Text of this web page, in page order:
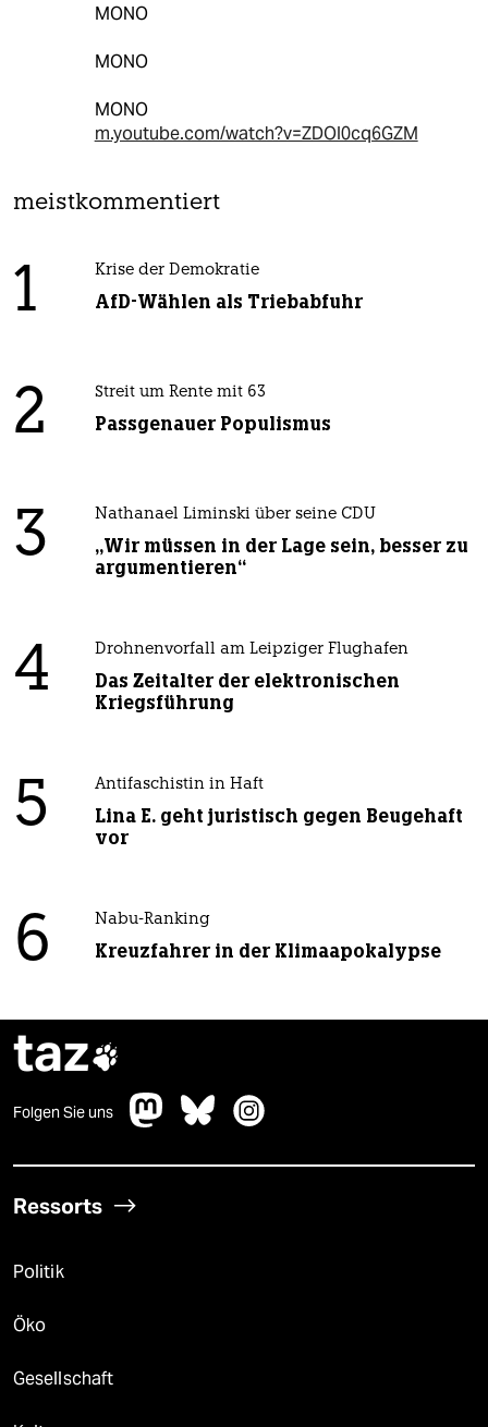
MONO
MONO
MONO
m.youtube.com/watch?v=ZDOI0cq6GZM
meistkommentiert
1 Krise der Demokratie
AfD-Wählen als Triebabfuhr
2 Streit um Rente mit 63
Passgenauer Populismus
3 Nathanael Liminski über seine CDU
„Wir müssen in der Lage sein, besser zu
argumentieren“
4 Drohnenvorfall am Leipziger Flughafen
Das Zeitalter der elektronischen
Kriegsführung
5 Antifaschistin in Haft
Lina E. geht juristisch gegen Beugehaft
vor
6 Nabu-Ranking
Kreuzfahrer in der Klimaapokalypse
taz
Folgen Sie uns
Ressorts
Politik
Öko
Gesellschaft